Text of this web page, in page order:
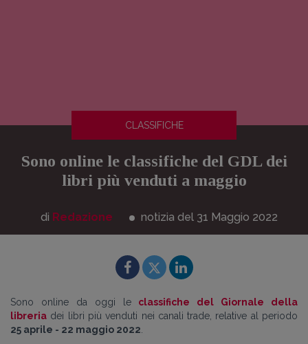
CLASSIFICHE
Sono online le classifiche del GDL dei
libri più venduti a maggio
di Redazione notizia del 31 Maggio 2022
Sono online da oggi le classifiche del Giornale della
libreria dei libri più venduti nei canali trade, relative al periodo
25 aprile - 22 maggio 2022